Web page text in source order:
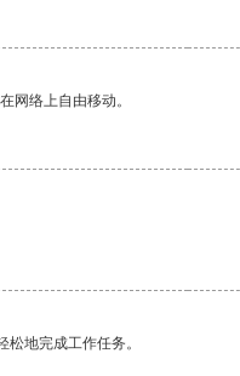
网络上自由移动。
地完成工作任务。